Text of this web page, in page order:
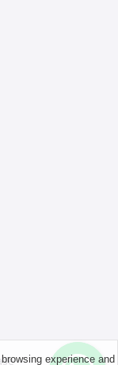
experience and